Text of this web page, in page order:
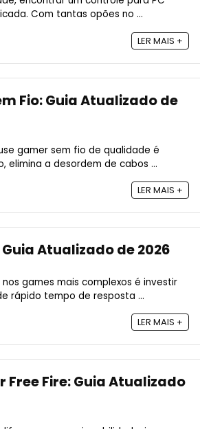
Com tantas opões no ...
LER MAIS +
Fio: Guia Atualizado de
gamer sem fio de qualidade é
elimina a desordem de cabos ...
LER MAIS +
Atualizado de 2026
games mais complexos é investir
rápido tempo de resposta ...
LER MAIS +
Free Fire: Guia Atualizado